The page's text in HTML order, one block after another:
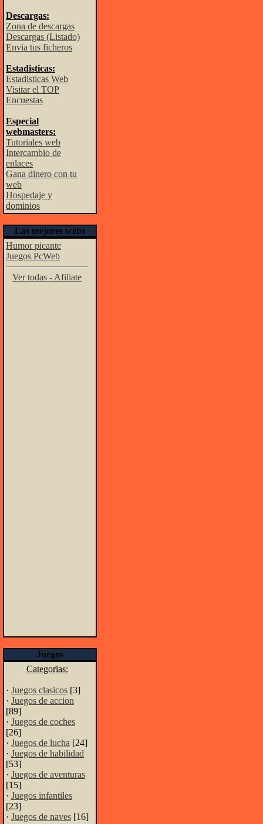
Descargas:
Zona de descargas
Descargas (Listado)
Envia tus ficheros
Estadisticas:
Estadisticas Web
Visitar el TOP
Encuestas
Especial
webmasters:
Tutoriales web
Intercambio de
enlaces
Gana dinero con tu
web
Hospedaje y
dominios
Las mejores webs
Humor picante
Juegos PcWeb
Ver todas - Afiliate
Juegos
Categorias:
· Juegos clasicos [3]
· Juegos de accion
[89]
· Juegos de coches
[26]
· Juegos de lucha [24]
· Juegos de habilidad
[53]
· Juegos de aventuras
[15]
· Juegos infantiles
[23]
· Juegos de naves [16]